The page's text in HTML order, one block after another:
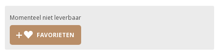
Momenteel niet leverbaar
FAVORIETEN